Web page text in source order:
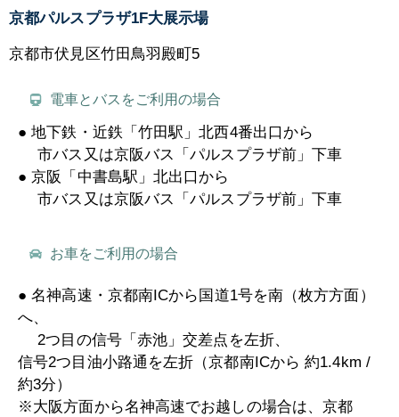
京都パルスプラザ1F大展示場
京都市伏見区竹田鳥羽殿町5
電車とバスをご利用の場合
● 地下鉄・近鉄「竹田駅」北西4番出口から
市バス又は京阪バス「パルスプラザ前」下車
● 京阪「中書島駅」北出口から
市バス又は京阪バス「パルスプラザ前」下車
お車をご利用の場合
● 名神高速・京都南ICから国道1号を南（枚方方面）
へ、
2つ目の信号「赤池」交差点を左折、
信号2つ目油小路通を左折（京都南ICから 約1.4km /
約3分）
※大阪方面から名神高速でお越しの場合は、京都